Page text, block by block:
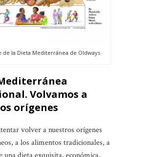
de la Dieta Mediterránea de Oldways
Volvamos a
orígenes
volver a nuestros orígenes
a los alimentos tradicionales, a